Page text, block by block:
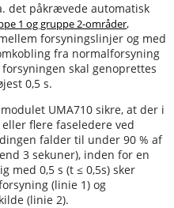
det påkrævede automatisk
1 og gruppe 2-områder,
forsyningslinjer og med
fra normalforsyning
skal genoprettes
0,5 s.
UMA710 sikre, at der i
flere faseledere ved
falder til under 90 % af
3 sekuner), inden for en
med 0,5 s (t ≤ 0,5s) sker
(linie 1) og
(linie 2).